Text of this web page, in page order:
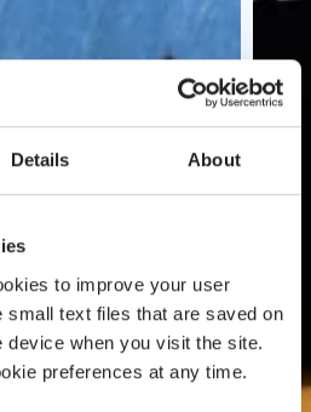
Details About
to improve your user
small text files that are saved on
device when you visit the site.
preferences at any time.